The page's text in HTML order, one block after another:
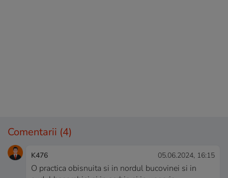
Comentarii (4)
K476 05.06.2024, 16:15
O practica obisnuita si in nordul bucovinei si in